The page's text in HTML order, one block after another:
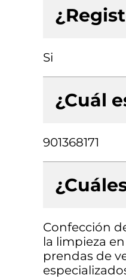
Si
¿Cuál
901368171
Confección
la limpieza
prendas de